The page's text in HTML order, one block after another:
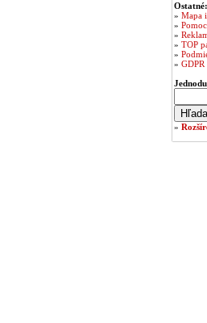
Ostatné:
» Mapa
»
»
» TOP
»
»
»